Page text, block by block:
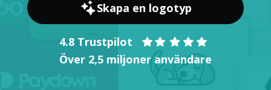
Skapa en logotyp
4.8 Trustpilot
Över 2,5 miljoner användare